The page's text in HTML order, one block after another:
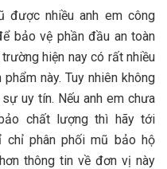
được nhiều anh em công
bảo vệ phần đầu an toàn
hiện nay có rất nhiều
này. Tuy nhiên không
uy tín. Nếu anh em chưa
chất lượng thì hãy tới
chỉ phân phối mũ bảo hộ
thông tin về đơn vị này